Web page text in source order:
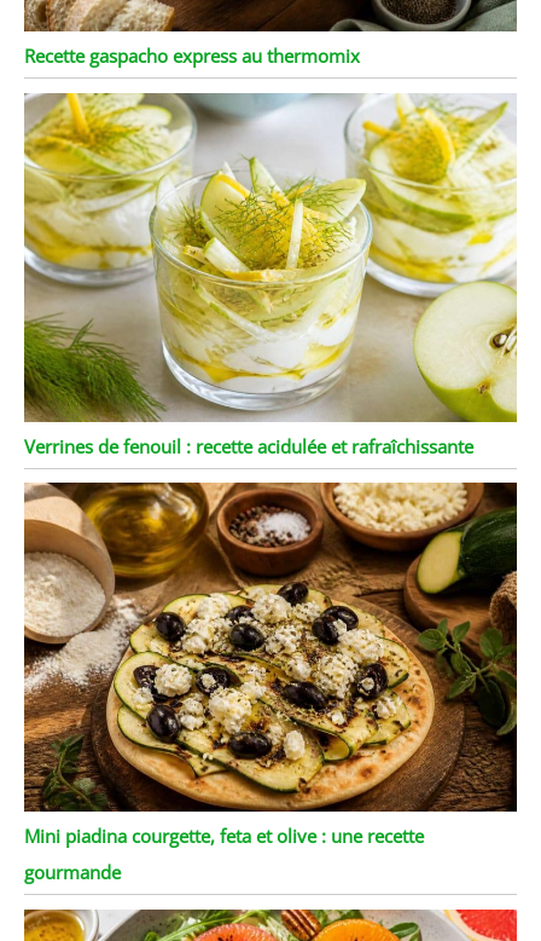
Recette gaspacho express au thermomix
Verrines de fenouil : recette acidulée et rafraîchissante
Mini piadina courgette, feta et olive : une recette
gourmande